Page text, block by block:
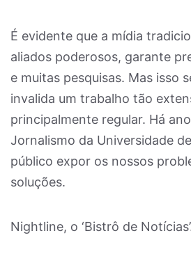
É evidente que a mídia
aliados poderosos, garante
e muitas pesquisas. Mas isso
invalida um trabalho tão
principalmente regular. Há
Jornalismo da Universidade
público expor os nossos
soluções.
Nightline, o ‘Bistrô de